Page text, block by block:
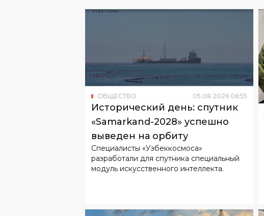
05
Исторический день: спутник
«Samarkand-2028» успешно
выведен на орбиту
Специалисты «Узбеккосмоса»
разработали для спутника специальный
модуль искусственного интеллекта.